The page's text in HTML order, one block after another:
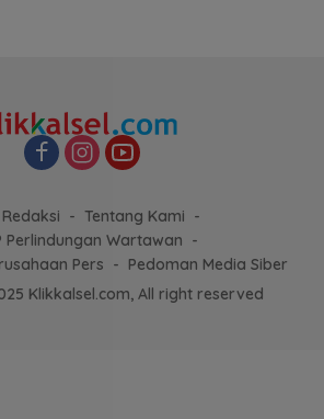
Tentang Kami
Perlindungan Wartawan
Pers
Pedoman Media Siber
Klikkalsel.com, All right reserved